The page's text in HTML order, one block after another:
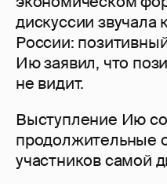
дискуссии звучала
России:
Ию заявил, что
не видит.
Выступление Ию
продолжительные
участников самой